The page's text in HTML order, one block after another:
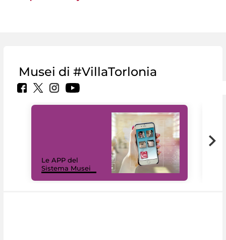
Musei di #VillaTorlonia
Le APP del
Sistema Musei